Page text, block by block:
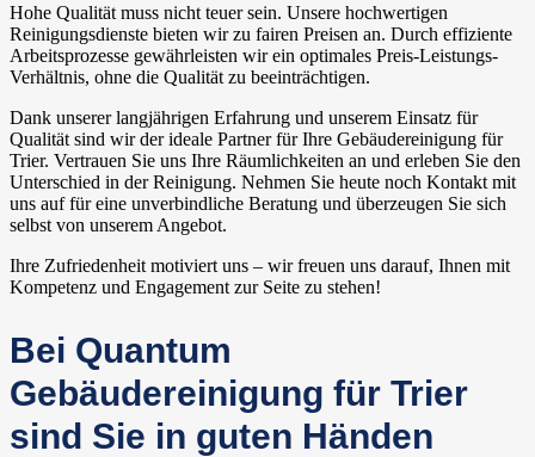
Hohe Qualität muss nicht teuer sein. Unsere hochwertigen
Reinigungsdienste bieten wir zu fairen Preisen an. Durch effiziente
Arbeitsprozesse gewährleisten wir ein optimales Preis-Leistungs-
Verhältnis, ohne die Qualität zu beeinträchtigen.
Dank unserer langjährigen Erfahrung und unserem Einsatz für
Qualität sind wir der ideale Partner für Ihre Gebäudereinigung für
Trier. Vertrauen Sie uns Ihre Räumlichkeiten an und erleben Sie den
Unterschied in der Reinigung. Nehmen Sie heute noch Kontakt mit
uns auf für eine unverbindliche Beratung und überzeugen Sie sich
selbst von unserem Angebot.
Ihre Zufriedenheit motiviert uns – wir freuen uns darauf, Ihnen mit
Kompetenz und Engagement zur Seite zu stehen!
Bei Quantum
Gebäudereinigung für Trier
sind Sie in guten Händen